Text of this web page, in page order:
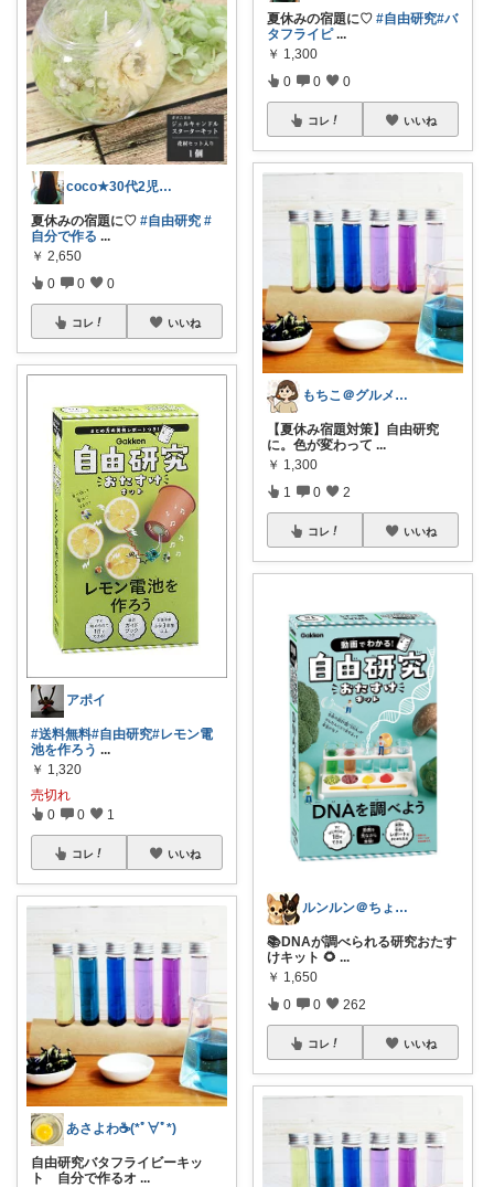
coco★30代2児ママ♥️
夏休みの宿題に♡ #自由研究 #
自分で作る ...
￥ 2,650
0 0 0
コレ いいね
アポイ
#送料無料#自由研究#レモン電
池を作ろう ...
￥ 1,320
売切れ
0 0 1
コレ いいね
あさよわ☕️(*ﾟ∀ﾟ*)
自由研究バタフライビーキッ
ト 自分で作るオ ...
夏休みの宿題に♡ #自由研究#バ
タフライピ ...
￥ 1,300
0 0 0
コレ いいね
もちこ＠グルメとおしゃれの満腹ROOM
【夏休み宿題対策】自由研究
に。色が変わって ...
￥ 1,300
1 0 2
コレ いいね
ルンルン＠ちょいラク暮らし
📚DNAが調べられる研究おたす
けキット 🌻 ...
￥ 1,650
0 0 262
コレ いいね